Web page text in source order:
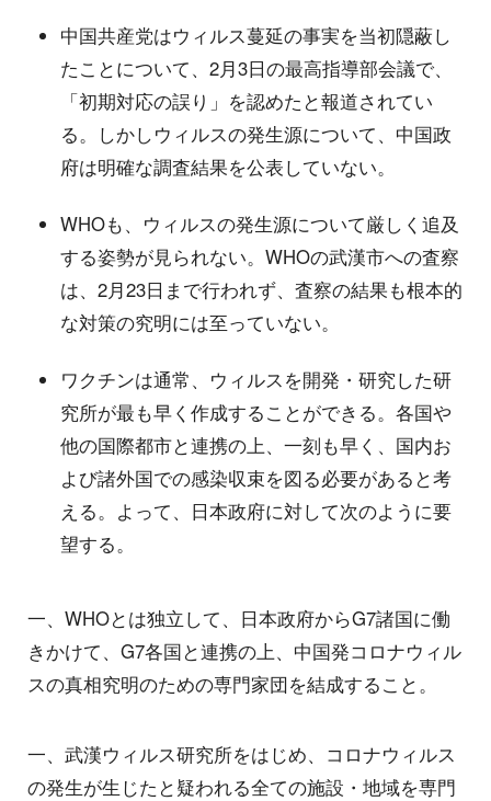
中国共産党はウィルス蔓延の事実を当初隠蔽し
たことについて、2月3日の最高指導部会議で、
「初期対応の誤り」を認めたと報道されてい
る。しかしウィルスの発生源について、中国政
府は明確な調査結果を公表していない。
WHOも、ウィルスの発生源について厳しく追及
する姿勢が見られない。WHOの武漢市への査察
は、2月23日まで行われず、査察の結果も根本的
な対策の究明には至っていない。
ワクチンは通常、ウィルスを開発・研究した研
究所が最も早く作成することができる。各国や
他の国際都市と連携の上、一刻も早く、国内お
よび諸外国での感染収束を図る必要があると考
える。よって、日本政府に対して次のように要
望する。
一、WHOとは独立して、日本政府からG7諸国に働
きかけて、G7各国と連携の上、中国発コロナウィル
スの真相究明のための専門家団を結成すること。
一、武漢ウィルス研究所をはじめ、コロナウィルス
の発生が生じたと疑われる全ての施設・地域を専門